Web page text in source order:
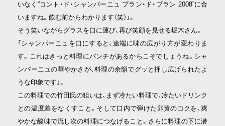
いなく“コント・ド・シャンパーニュ ブラン・ド・ブラン 2008”に合
いますね。飲む前からわかります（笑）」。
そう笑いながらグラスを口に運び、再び笑顔を見せる堀木さん。
「シャンパーニュを口にすると、途端に味の広がり方が変わりま
す。これはきっと料理にパンチがあるからこそでしょうね。シャ
ンパーニュの華やかさが、料理の余韻でグッと押し広げられたよ
うな印象です」。
この料理での竹田氏の狙いは、まず冷たい料理で、冷たいドリンク
との温度差をなくすこと。そして口内で弾けた卵黄のコクを、爽
やかな酸味で流し次の料理につなげること。さらに料理の下に潜